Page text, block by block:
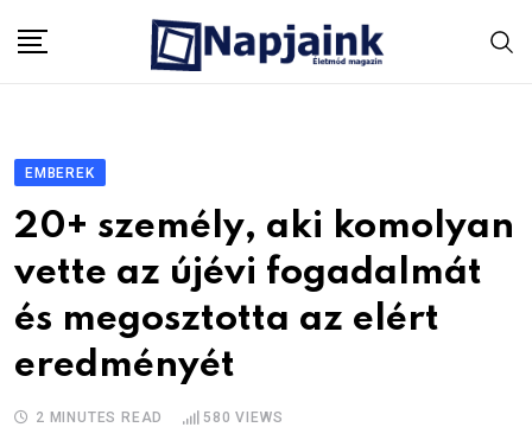
EMBEREK
20+ személy, aki komolyan
vette az újévi fogadalmát
és megosztotta az elért
eredményét
2 MINUTES READ 580 VIEWS